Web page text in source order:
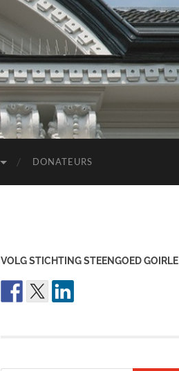
DONATEURS
VOLG STICHTING STEENGOED GOIRLE